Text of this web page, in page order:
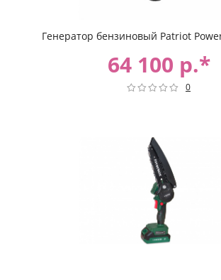
Генератор бензиновый Patriot
64 100 р.*
0